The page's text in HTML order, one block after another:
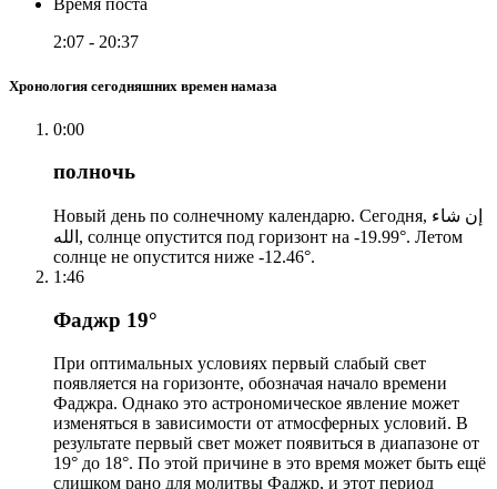
Время поста
2:07 - 20:37
Хронология сегодняшних времен намаза
0:00
полночь
Новый день по солнечному календарю. Сегодня, إن شاء
الله, солнце опустится под горизонт на -19.99°. Летом
солнце не опустится ниже -12.46°.
1:46
Фаджр 19°
При оптимальных условиях первый слабый свет
появляется на горизонте, обозначая начало времени
Фаджра. Однако это астрономическое явление может
изменяться в зависимости от атмосферных условий. В
результате первый свет может появиться в диапазоне от
19° до 18°. По этой причине в это время может быть ещё
слишком рано для молитвы Фаджр, и этот период